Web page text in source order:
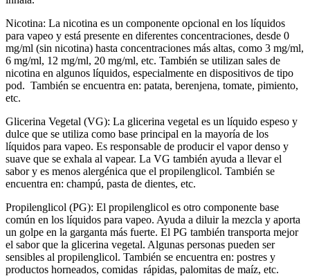
Nicotina: La nicotina es un componente opcional en los líquidos
para vapeo y está presente en diferentes concentraciones, desde 0
mg/ml (sin nicotina) hasta concentraciones más altas, como 3 mg/ml,
6 mg/ml, 12 mg/ml, 20 mg/ml, etc. También se utilizan sales de
nicotina en algunos líquidos, especialmente en dispositivos de tipo
pod. También se encuentra en: patata, berenjena, tomate, pimiento,
etc.
Glicerina Vegetal (VG): La glicerina vegetal es un líquido espeso y
dulce que se utiliza como base principal en la mayoría de los
líquidos para vapeo. Es responsable de producir el vapor denso y
suave que se exhala al vapear. La VG también ayuda a llevar el
sabor y es menos alergénica que el propilenglicol. También se
encuentra en: champú, pasta de dientes, etc.
Propilenglicol (PG): El propilenglicol es otro componente base
común en los líquidos para vapeo. Ayuda a diluir la mezcla y aporta
un golpe en la garganta más fuerte. El PG también transporta mejor
el sabor que la glicerina vegetal. Algunas personas pueden ser
sensibles al propilenglicol. También se encuentra en: postres y
productos horneados, comidas rápidas, palomitas de maíz, etc.